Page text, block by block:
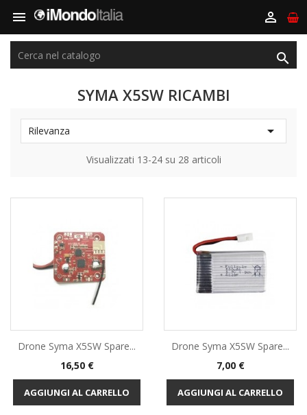
 

SYMA X5SW RICAMBI
Rilevanza 
Visualizzati 13-24 su 28 articoli
Drone Syma X5SW Spare...
Prezzo
16,50 €
AGGIUNGI AL CARRELLO
Drone Syma X5SW Spare...
Prezzo
7,00 €
AGGIUNGI AL CARRELLO